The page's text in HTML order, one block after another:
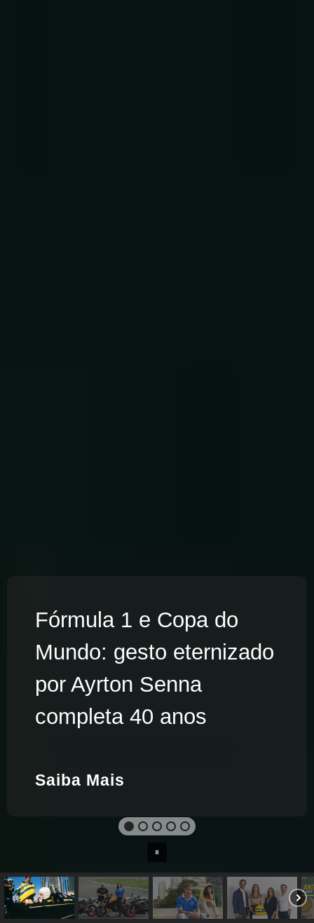
Fórmula 1 e Copa do
Mundo: gesto eternizado
por Ayrton Senna
completa 40 anos
Saiba Mais